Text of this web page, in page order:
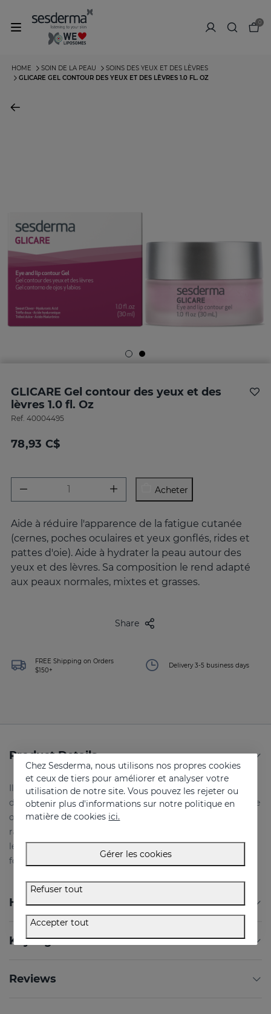
0
HOME SOIN DE LA PEAU
SOINS DES YEUX ET DES LÈVRES
GLICARE GEL CONTOUR DES YEUX ET DES LÈVRES 1.0 FL. OZ
GLICARE Gel contour des yeux et des
lèvres 1.0 fl. Oz
Ref. 40004495
78,93 C$
Acheter
Aide à réduire l'apparence de la fatigue cutanée
(cernes, poches oculaires et yeux gonflés, rides et
pattes d'oie). Aide à hydrater la peau autour des
yeux et des lèvres. Sa composition le rend adapté
aux peaux normales, mixtes et grasses.
Share
FREE Shipping on Orders
$150+
Delivery 3-5 business days
Product Details
Il est indiqué pour tous ceux qui veulent soulager la zone
du contour des yeux. Que vous ayez une peau sèche, grasse
ou mixte, Glicare convient à vos besoins. Ce gel
rafraîchissant deviendra votre meilleur allié pour affronter
les poches sous vos yeux, les cernes et les rides qui vous
font paraître fatigué et privé de sommeil.
How to Use
Key Ingredients
Reviews
Chez Sesderma, nous utilisons nos propres cookies
et ceux de tiers pour améliorer et analyser votre
utilisation de notre site. Vous pouvez les rejeter ou
obtenir plus d'informations sur notre politique en
matière de cookies ici.
Gérer les cookies
Refuser tout
Accepter tout